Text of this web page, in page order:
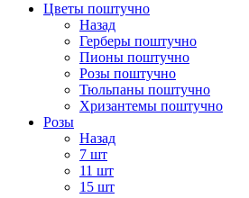
Цветы поштучно
Назад
Герберы поштучно
Пионы поштучно
Розы поштучно
Тюльпаны поштучно
Хризантемы поштучно
Розы
Назад
7 шт
11 шт
15 шт